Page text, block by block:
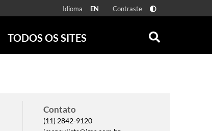
Idioma EN Contraste
TODOS OS SITES
CRÔNICA BRASILEIRA
Contato
(11) 2842-9120